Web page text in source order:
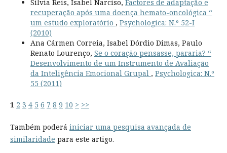
Sílvia Reis, Isabel Narciso, Factores de adaptação e
recuperação após uma doença hemato-oncológica “
um estudo exploratório , Psychologica: N.º 52-I
(2010)
Ana Cármen Correia, Isabel Dórdio Dimas, Paulo
Renato Lourenço, Se o coração pensasse, pararia? “
Desenvolvimento de um Instrumento de Avaliação
da Inteligência Emocional Grupal , Psychologica: N.º
55 (2011)
1 2 3 4 5 6 7 8 9 10 > >>
Também poderá iniciar uma pesquisa avançada de
similaridade para este artigo.